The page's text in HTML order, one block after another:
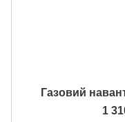
Газовий
1